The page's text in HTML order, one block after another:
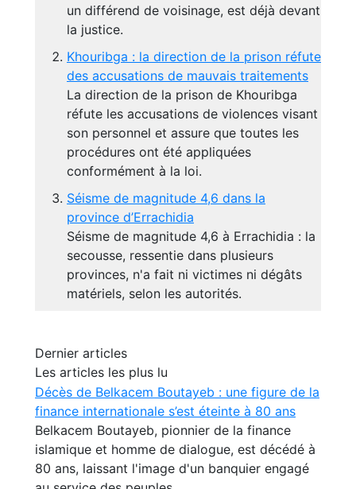
un différend de voisinage, est déjà devant
la justice.
Khouribga : la direction de la prison réfute
des accusations de mauvais traitements
La direction de la prison de Khouribga
réfute les accusations de violences visant
son personnel et assure que toutes les
procédures ont été appliquées
conformément à la loi.
Séisme de magnitude 4,6 dans la
province d’Errachidia
Séisme de magnitude 4,6 à Errachidia : la
secousse, ressentie dans plusieurs
provinces, n'a fait ni victimes ni dégâts
matériels, selon les autorités.
Dernier articles
Les articles les plus lu
Décès de Belkacem Boutayeb : une figure de la
finance internationale s’est éteinte à 80 ans
Belkacem Boutayeb, pionnier de la finance
islamique et homme de dialogue, est décédé à
80 ans, laissant l'image d'un banquier engagé